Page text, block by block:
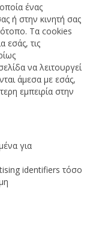
ένας
ή στην κινητή σας
Τα cookies
εσάς, τις
να λειτουργεί
άμεσα με εσάς,
εμπειρία στην
για
identifiers τόσο